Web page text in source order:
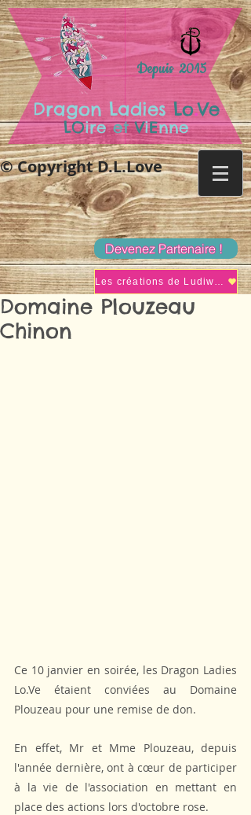
Dragon Ladies Lo.Ve
LOire et ViEnne
Depuis 2015
© Copyright D.L.Love
Devenez Partenaire !
Les créations de Ludiwine
Domaine Plouzeau
Chinon
Ce 10 janvier en soirée, les Dragon Ladies
Lo.Ve étaient conviées au Domaine
Plouzeau pour une remise de don.
En effet, Mr et Mme Plouzeau, depuis
l'année dernière, ont à cœur de participer
à la vie de l'association en mettant en
place des actions lors d'octobre rose.